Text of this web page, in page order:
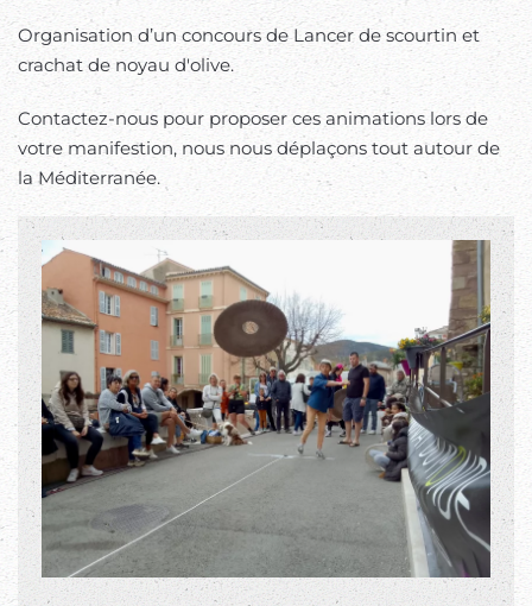
Organisation d’un concours de Lancer de scourtin et
crachat de noyau d'olive.
Contactez-nous pour proposer ces animations lors de
votre manifestion, nous nous déplaçons tout autour de
la Méditerranée.